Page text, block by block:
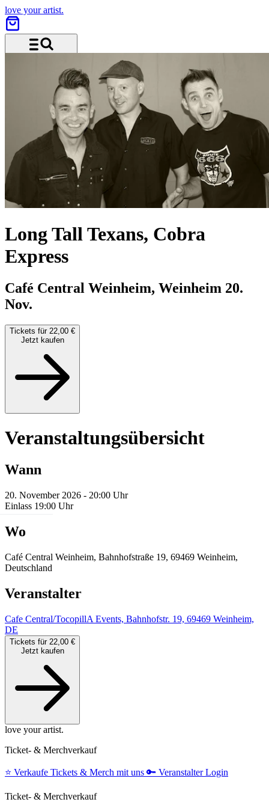
love your artist.
Long Tall Texans, Cobra
Express
Café Central Weinheim, Weinheim 20.
Nov.
Tickets für 22,00 €
Jetzt kaufen
Veranstaltungsübersicht
Wann
20. November 2026 - 20:00 Uhr
Einlass 19:00 Uhr
Wo
Café Central Weinheim, Bahnhofstraße 19, 69469 Weinheim,
Deutschland
Veranstalter
Cafe Central/TocopillA Events, Bahnhofstr. 19, 69469 Weinheim,
DE
Tickets für 22,00 €
Jetzt kaufen
love your artist.
Ticket- & Merchverkauf
⭐️ Verkaufe Tickets & Merch mit uns 🔑 Veranstalter Login
Ticket- & Merchverkauf